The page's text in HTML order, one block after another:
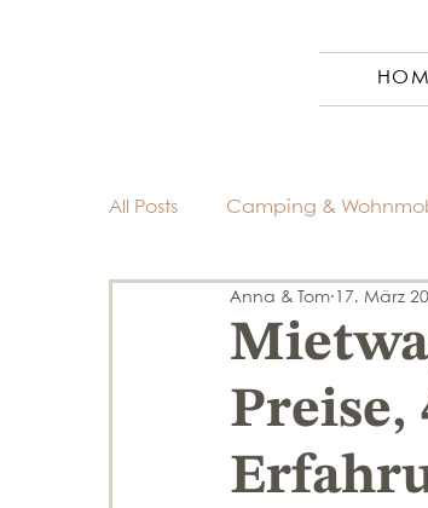
All Posts Camping &
Reiseziele Reiseplanung
Preise,
Anna & Tom 17. März